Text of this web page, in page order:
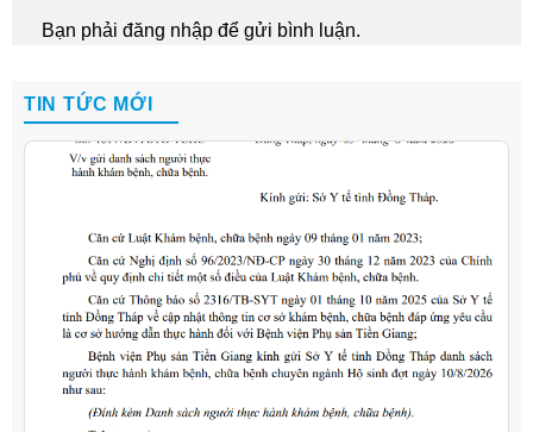
Bạn phải đăng nhậpđể gửi bình luận.
TIN TỨC MỚI